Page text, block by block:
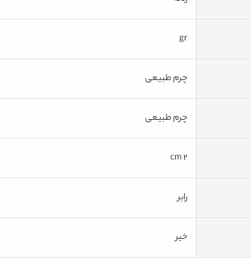
gr
چرم طبیعی
چرم طبیعی
2 cm
رابر
خیر